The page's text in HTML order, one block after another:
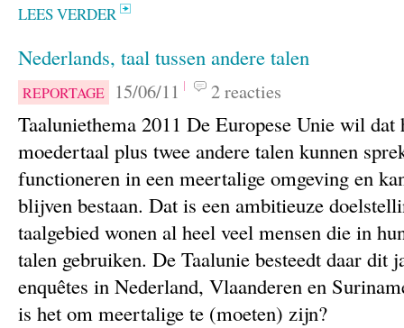
LEES VERDER
Nederlands, taal tussen andere talen
REPORTAGE 15/06/11 2 reacties
Taaluniethema 2011 De Europese Unie wil dat
moedertaal plus twee andere talen kunnen
functioneren in een meertalige omgeving en
blijven bestaan. Dat is een ambitieuze
taalgebied wonen al heel veel mensen die in
talen gebruiken. De Taalunie besteedt daar dit
enquêtes in Nederland, Vlaanderen en
is het om meertalige te (moeten) zijn?